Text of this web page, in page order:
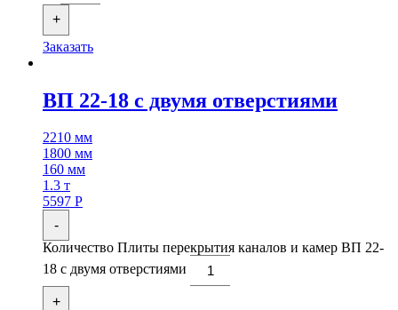
+
Заказать
ВП 22-18 с двумя отверстиями
2210 мм
1800 мм
160 мм
1.3 т
5597 Р
-
Количество Плиты перекрытия каналов и камер ВП 22-
18 с двумя отверстиями
+